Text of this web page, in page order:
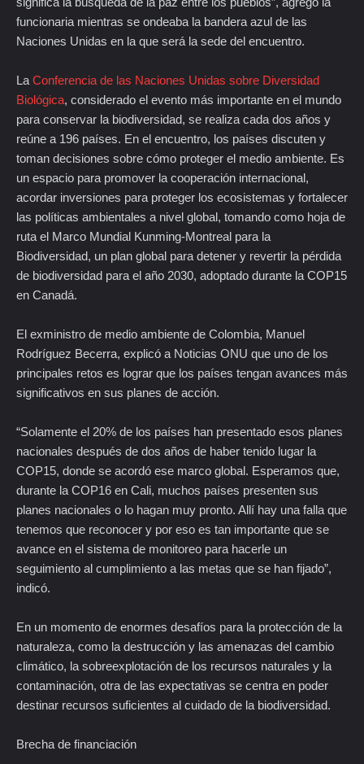
funcionaria mientras se ondeaba la bandera azul de las
Naciones Unidas en la que será la sede del encuentro.
La Conferencia de las Naciones Unidas sobre Diversidad
Biológica, considerado el evento más importante en el mundo
para conservar la biodiversidad, se realiza cada dos años y
reúne a 196 países. En el encuentro, los países discuten y
toman decisiones sobre cómo proteger el medio ambiente. Es
un espacio para promover la cooperación internacional,
acordar inversiones para proteger los ecosistemas y fortalecer
las políticas ambientales a nivel global, tomando como hoja de
ruta el Marco Mundial Kunming-Montreal para la
Biodiversidad, un plan global para detener y revertir la pérdida
de biodiversidad para el año 2030, adoptado durante la COP15
en Canadá.
El exministro de medio ambiente de Colombia, Manuel
Rodríguez Becerra, explicó a Noticias ONU que uno de los
principales retos es lograr que los países tengan avances más
significativos en sus planes de acción.
“Solamente el 20% de los países han presentado esos planes
nacionales después de dos años de haber tenido lugar la
COP15, donde se acordó ese marco global. Esperamos que,
durante la COP16 en Cali, muchos países presenten sus
planes nacionales o lo hagan muy pronto. Allí hay una falla que
tenemos que reconocer y por eso es tan importante que se
avance en el sistema de monitoreo para hacerle un
seguimiento al cumplimiento a las metas que se han fijado”,
indicó.
En un momento de enormes desafíos para la protección de la
naturaleza, como la destrucción y las amenazas del cambio
climático, la sobreexplotación de los recursos naturales y la
contaminación, otra de las expectativas se centra en poder
destinar recursos suficientes al cuidado de la biodiversidad.
Brecha de financiación